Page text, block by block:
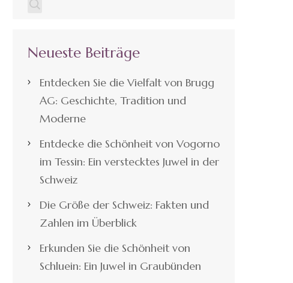
Neueste Beiträge
Entdecken Sie die Vielfalt von Brugg
AG: Geschichte, Tradition und
Moderne
Entdecke die Schönheit von Vogorno
im Tessin: Ein verstecktes Juwel in der
Schweiz
Die Größe der Schweiz: Fakten und
Zahlen im Überblick
Erkunden Sie die Schönheit von
Schluein: Ein Juwel in Graubünden